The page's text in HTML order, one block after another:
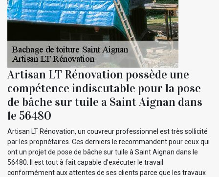
Artisan LT Rénovation possède une
compétence indiscutable pour la pose
de bâche sur tuile a Saint Aignan dans
le 56480
Artisan LT Rénovation, un couvreur professionnel est très sollicité
par les propriétaires. Ces derniers le recommandent pour ceux qui
ont un projet de pose de bâche sur tuile à Saint Aignan dans le
56480. Il est tout à fait capable d’exécuter le travail
conformément aux attentes de ses clients parce que les travaux